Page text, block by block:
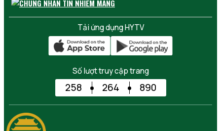
Tải ứng dụng HYTV
Số lượt truy cập trang
258 264 890